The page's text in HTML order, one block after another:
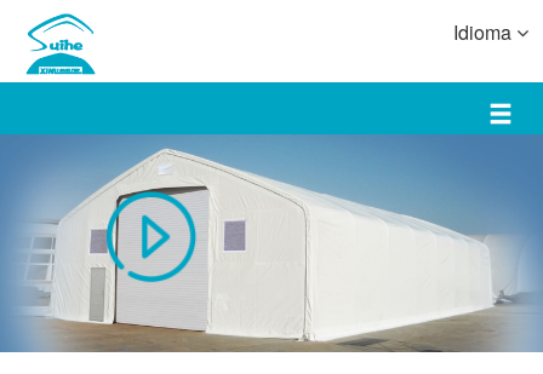
Idioma